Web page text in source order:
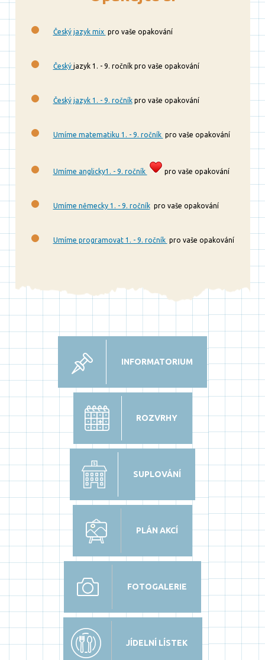
Český jazyk mix pro vaše opakování
Český jazyk 1. - 9. ročník pro vaše opakování
Český jazyk 1. - 9. ročníkpro vaše opakování
Umíme matematiku 1. - 9. ročník pro vaše opakování
Umíme anglicky1. - 9. ročník pro vaše opakování
Umíme německy 1. - 9. ročníkpro vaše opakování
Umíme programovat 1. - 9. ročník pro vaše opakování
INFORMATORIUM
ROZVRHY
SUPLOVÁNÍ
PLÁN AKCÍ
FOTOGALERIE
JÍDELNÍ LÍSTEK